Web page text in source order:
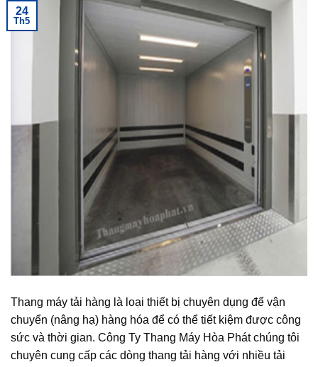
24
Th5
Thang máy tải hàng là loại thiết bị chuyên dụng để vận
chuyển (nâng hạ) hàng hóa để có thể tiết kiệm được công
sức và thời gian. Công Ty Thang Máy Hòa Phát chúng tôi
chuyên cung cấp các dòng thang tải hàng với nhiều tải